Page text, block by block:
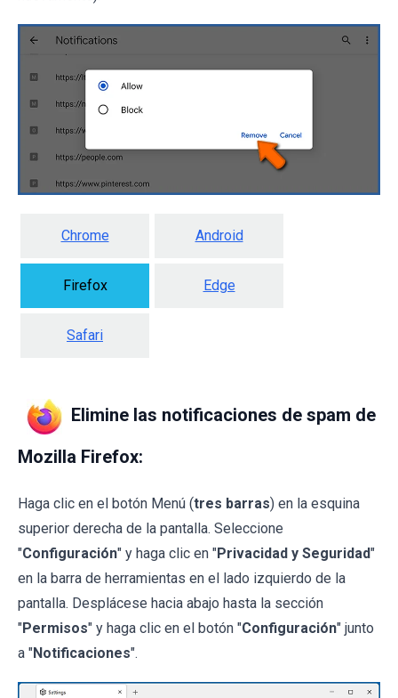
Chrome Android
Firefox Edge
Safari
Elimine las notificaciones de spam de
Mozilla Firefox:
Haga clic en el botón Menú (tres barras) en la esquina
superior derecha de la pantalla. Seleccione
"Configuración" y haga clic en "Privacidad y Seguridad"
en la barra de herramientas en el lado izquierdo de la
pantalla. Desplácese hacia abajo hasta la sección
"Permisos" y haga clic en el botón "Configuración" junto
a "Notificaciones".